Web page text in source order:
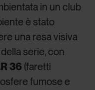
in un club
è stato
una resa visiva
serie, con
36 (faretti
fumose e